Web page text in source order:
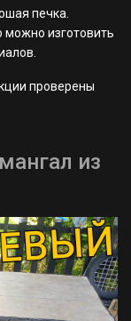
печка.
можно изготовить
проверены
из